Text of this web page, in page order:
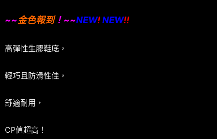
~~金色報到！~~NEW!NEW!!
高彈性生膠鞋底，
輕巧且防滑性佳，
舒適耐用，
CP值超高！